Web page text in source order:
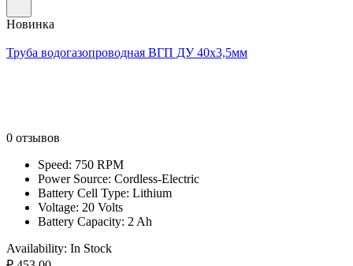
Новинка
Труба водогазопроводная ВГП ДУ 40х3,5мм
0 отзывов
Speed: 750 RPM
Power Source: Cordless-Electric
Battery Cell Type: Lithium
Voltage: 20 Volts
Battery Capacity: 2 Ah
Availability: In Stock